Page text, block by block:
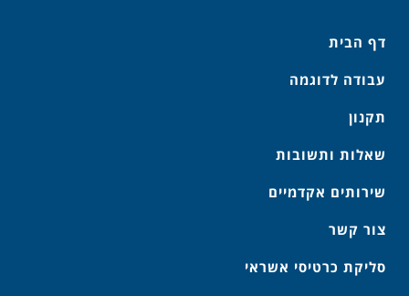
דף הבית
עבודה לדוגמה
תקנון
שאלות ותשובות
שירותים אקדמיים
צור קשר
סליקת כרטיסי אשראי